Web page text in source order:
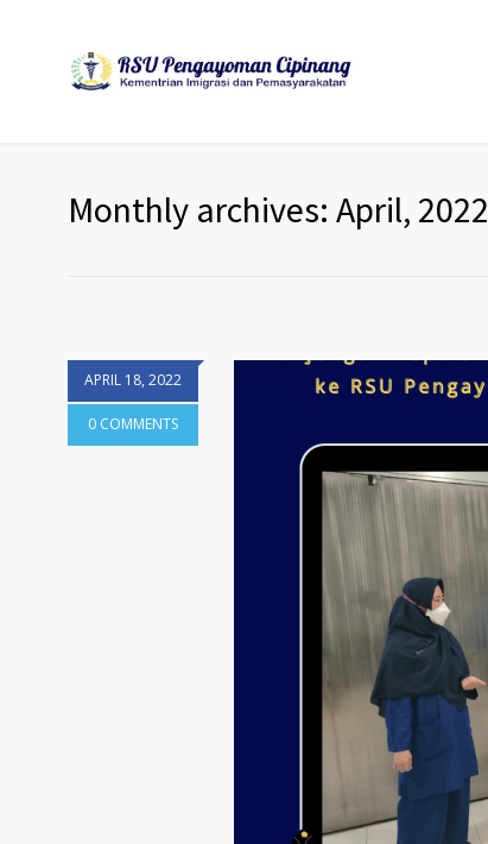
Monthly archives: April, 2022
APRIL 18, 2022
0 COMMENTS